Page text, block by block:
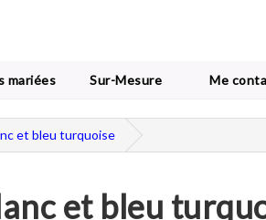
mariées Sur-Mesure Me
et bleu turquoise
et bleu